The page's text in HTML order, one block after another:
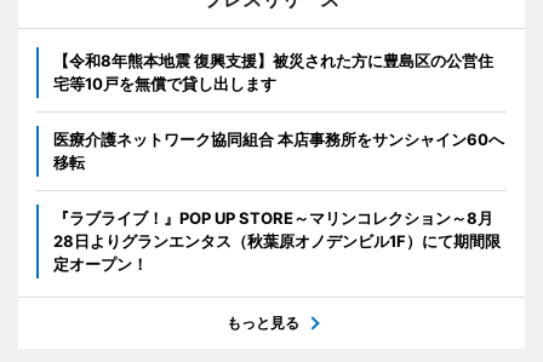
【令和8年熊本地震 復興支援】被災された方に豊島区の公営住
宅等10戸を無償で貸し出します
医療介護ネットワーク協同組合 本店事務所をサンシャイン60へ
移転
『ラブライブ！』POP UP STORE～マリンコレクション～8月
28日よりグランエンタス（秋葉原オノデンビル1F）にて期間限
定オープン！
もっと見る